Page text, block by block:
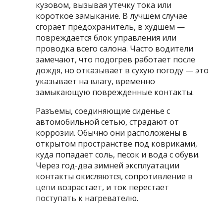
кузовом, вызывая утечку тока или
короткое замыкание. В лучшем случае
сгорает предохранитель, в худшем —
повреждается блок управления или
проводка всего салона. Часто водители
замечают, что подогрев работает после
дождя, но отказывает в сухую погоду — это
указывает на влагу, временно
замыкающую поврежденные контакты.
Разъемы, соединяющие сиденье с
автомобильной сетью, страдают от
коррозии. Обычно они расположены в
открытом пространстве под ковриками,
куда попадает соль, песок и вода с обуви.
Через год-два зимней эксплуатации
контакты окисляются, сопротивление в
цепи возрастает, и ток перестает
поступать к нагревателю.